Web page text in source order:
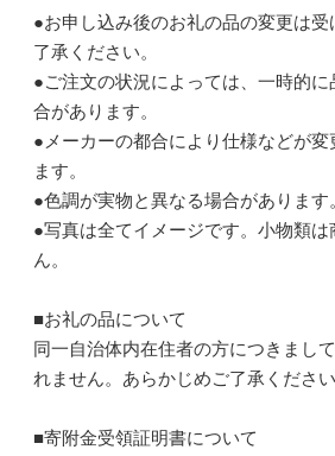
●お申し込み後のお礼の品の変更は
了承ください。
●ご注文の状況によっては、一時的
合があります。
●メーカーの都合により仕様などが変
ます。
●色調が実物と異なる場合があります
●写真は全てイメージです。小物類
ん。
■お礼の品について
同一自治体内在住者の方につきまし
れません。あらかじめご了承ください
■寄附金受領証明書について